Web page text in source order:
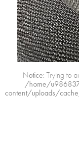
Notice: Trying to
/home/
content/uploads/